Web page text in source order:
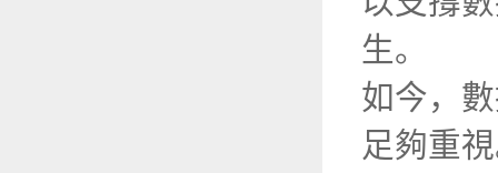
生。
如今，
足夠重